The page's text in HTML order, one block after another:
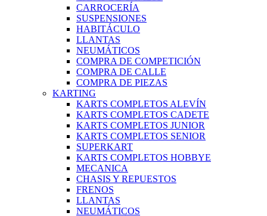
CARROCERÍA
SUSPENSIONES
HABITÁCULO
LLANTAS
NEUMÁTICOS
COMPRA DE COMPETICIÓN
COMPRA DE CALLE
COMPRA DE PIEZAS
KARTING
KARTS COMPLETOS ALEVÍN
KARTS COMPLETOS CADETE
KARTS COMPLETOS JUNIOR
KARTS COMPLETOS SENIOR
SUPERKART
KARTS COMPLETOS HOBBYE
MECANICA
CHASIS Y REPUESTOS
FRENOS
LLANTAS
NEUMÁTICOS